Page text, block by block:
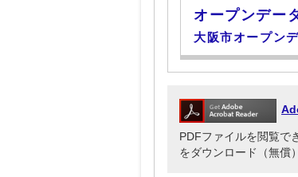
オープンデー
大阪市オープン
PDFファイルを閲覧で
をダウンロード（無償